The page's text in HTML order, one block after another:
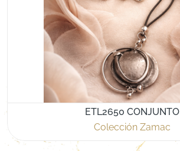
ETL2650 CONJUNTO
Colección Zamac